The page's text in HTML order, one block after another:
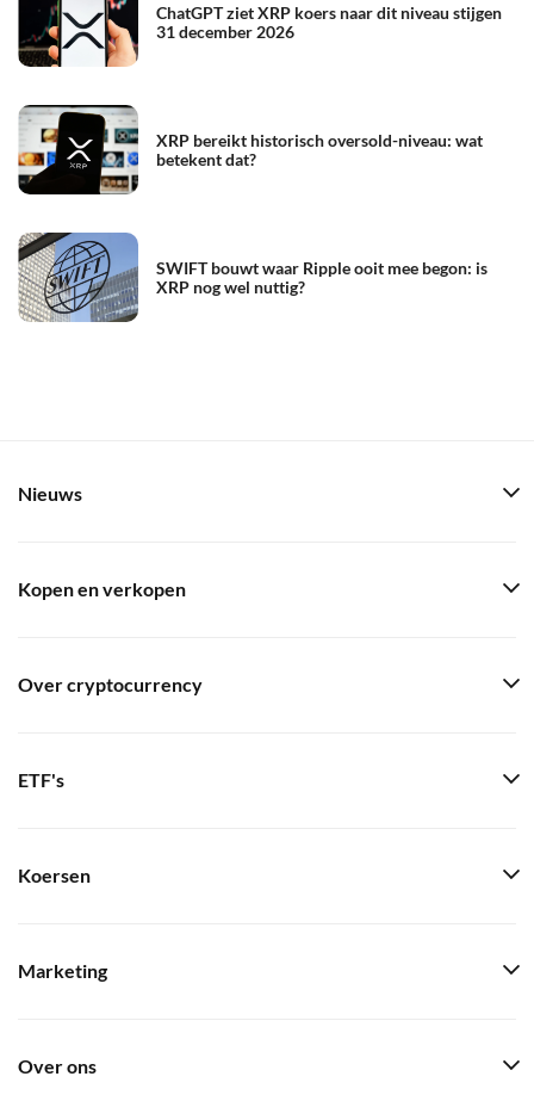
ChatGPT ziet XRP koers naar dit niveau stijgen
31 december 2026
XRP bereikt historisch oversold-niveau: wat
betekent dat?
SWIFT bouwt waar Ripple ooit mee begon: is
XRP nog wel nuttig?
Nieuws
Kopen en verkopen
Over cryptocurrency
ETF's
Koersen
Marketing
Over ons